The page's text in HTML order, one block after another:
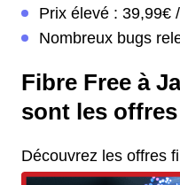
Prix élevé : 39,99€
Nombreux bugs
Fibre Free à
sont les
Découvrez les offres